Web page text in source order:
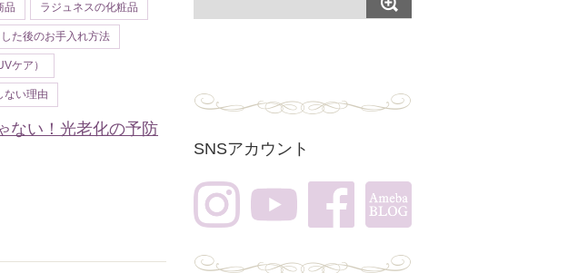
品 ラジュネスの化粧品
た後のお手入れ方法
ケア）
ない理由
ない！光老化の予防
SNSアカウント